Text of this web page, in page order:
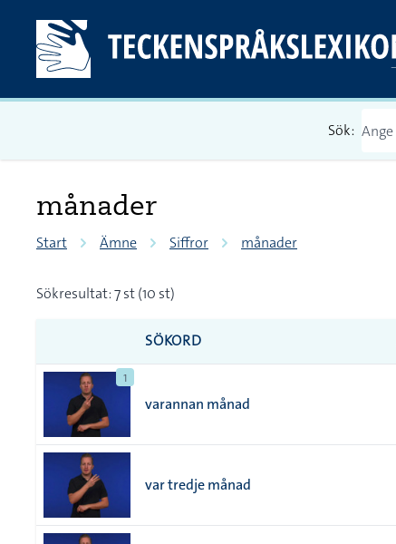
Sök:
månader
Start Ämne Siffror månader
Sökresultat: 7 st (10 st)
SÖKORD
1
varannan månad
var tredje månad